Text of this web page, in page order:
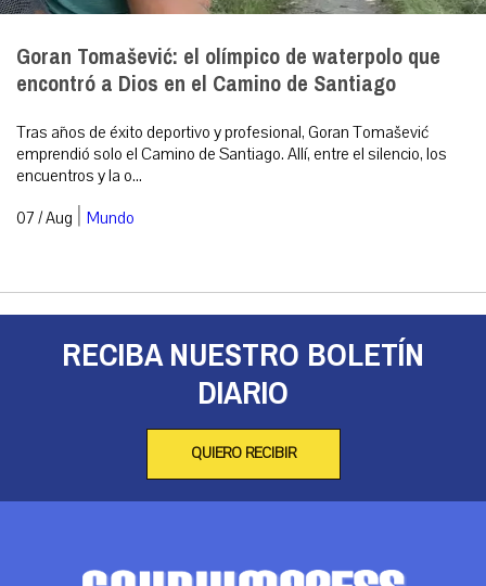
Goran Tomašević: el olímpico de waterpolo que
encontró a Dios en el Camino de Santiago
Tras años de éxito deportivo y profesional, Goran Tomašević
emprendió solo el Camino de Santiago. Allí, entre el silencio, los
encuentros y la o...
07 / Aug | Mundo
RECIBA NUESTRO BOLETÍN
DIARIO
QUIERO RECIBIR